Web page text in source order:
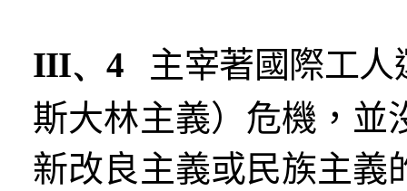
III、4
主宰著國際工
斯大林主義）危機，並
新改良主義或民族主義